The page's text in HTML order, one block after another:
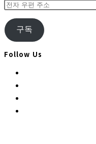
전
우
편
주
구독
Follow Us